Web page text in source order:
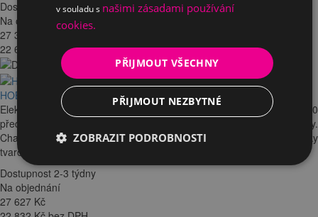
Dostupnost 2-3 týdny
Na objednání
27 365
22 616 Kč bez DPH
HOBIS výškově stavitelný stůl Motion Ergo MSE 3 1400 x 900 mm
Elektricky výškově stavitelný třísegmentový stůl Motion MSE 3 1400
představuje nový koncept řešení pracoviště či domácí pracovny.
Charakteristickým prvkem tohoto stavitelného stolu je ergonomicky
tvarovaná stolová deska. Rozsah zdvihu 60,5 - 129,5 cm
Dostupnost 2-3 týdny
Na objednání
27 627 Kč
v souladu s našimi zásadami používání
cookies.
PŘIJMOUT VŠECHNY
PŘIJMOUT NEZBYTNÉ
ZOBRAZIT PODROBNOSTI